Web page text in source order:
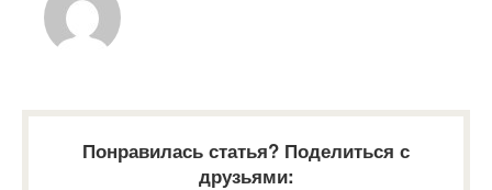
Понравилась статья? Поделиться с
друзьями: